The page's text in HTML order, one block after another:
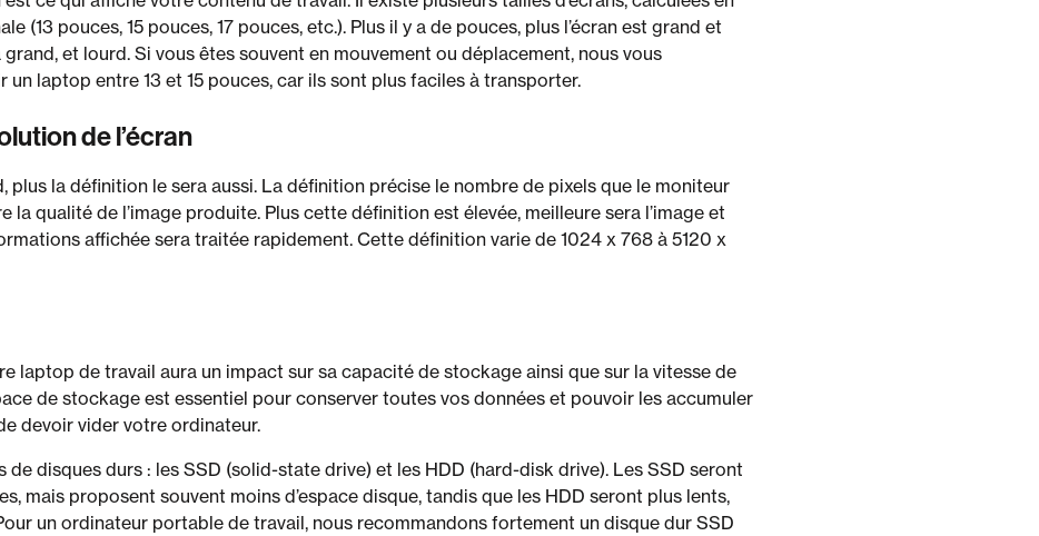
(13 pouces, 15 pouces, 17 pouces, etc.). Plus il y a de pouces, plus l’écran est grand et
grand, et lourd. Si vous êtes souvent en mouvement ou déplacement, nous vous
un laptop entre 13 et 15 pouces, car ils sont plus faciles à transporter.
de l’écran
plus la définition le sera aussi. La définition précise le nombre de pixels que le moniteur
la qualité de l’image produite. Plus cette définition est élevée, meilleure sera l’image et
affichée sera traitée rapidement. Cette définition varie de 1024 x 768 à 5120 x
laptop de travail aura un impact sur sa capacité de stockage ainsi que sur la vitesse de
de stockage est essentiel pour conserver toutes vos données et pouvoir les accumuler
devoir vider votre ordinateur.
de disques durs : les SSD (solid-state drive) et les HDD (hard-disk drive). Les SSD seront
mais proposent souvent moins d’espace disque, tandis que les HDD seront plus lents,
un ordinateur portable de travail, nous recommandons fortement un disque dur SSD